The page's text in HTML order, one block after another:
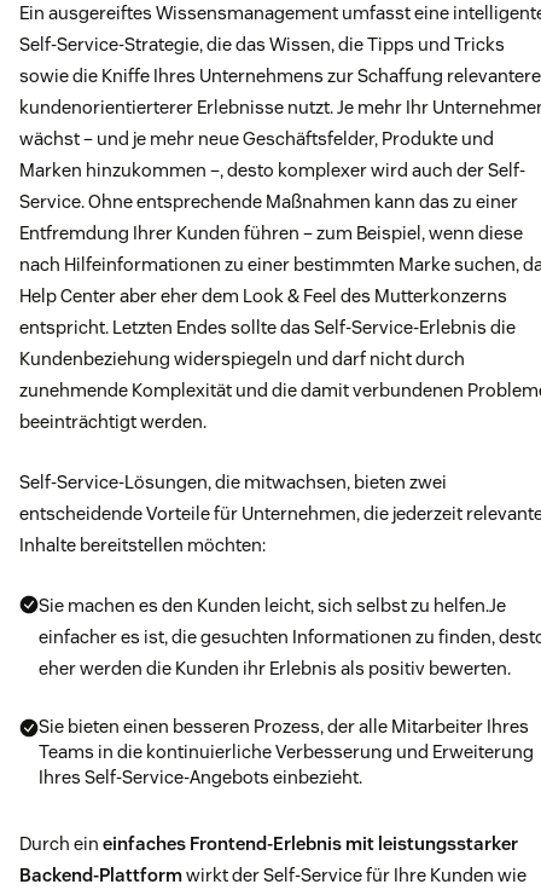
Ein ausgereiftes Wissensmanagement umfasst eine
Self-Service-Strategie, die das Wissen, die Tipps und Tricks
sowie die Kniffe Ihres Unternehmens zur Schaffung
kundenorientierterer Erlebnisse nutzt. Je mehr Ihr
wächst – und je mehr neue Geschäftsfelder, Produkte und
Marken hinzukommen –, desto komplexer wird auch der Self-
Service. Ohne entsprechende Maßnahmen kann das zu einer
Entfremdung Ihrer Kunden führen – zum Beispiel, wenn diese
nach Hilfeinformationen zu einer bestimmten Marke suchen,
Help Center aber eher dem Look & Feel des Mutterkonzerns
entspricht. Letzten Endes sollte das Self-Service-Erlebnis die
Kundenbeziehung widerspiegeln und darf nicht durch
zunehmende Komplexität und die damit verbundenen
beeinträchtigt werden.
Self-Service-Lösungen, die mitwachsen, bieten zwei
entscheidende Vorteile für Unternehmen, die jederzeit
Inhalte bereitstellen möchten:
Sie machen es den Kunden leicht, sich selbst zu helfen.Je
einfacher es ist, die gesuchten Informationen zu finden,
eher werden die Kunden ihr Erlebnis als positiv bewerten.
Sie bieten einen besseren Prozess, der alle Mitarbeiter Ihres
Teams in die kontinuierliche Verbesserung und Erweiterung
Ihres Self-Service-Angebots einbezieht.
Durch ein einfaches Frontend-Erlebnis mit leistungsstarker
Backend-Plattformwirkt der Self-Service für Ihre Kunden wie